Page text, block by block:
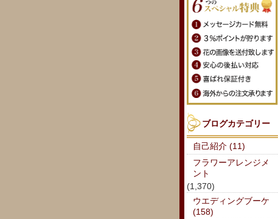
ブログカテゴリー
自己紹介 (11)
フラワーアレンジメ
ント
(1,370)
ウエディングブーケ
(158)